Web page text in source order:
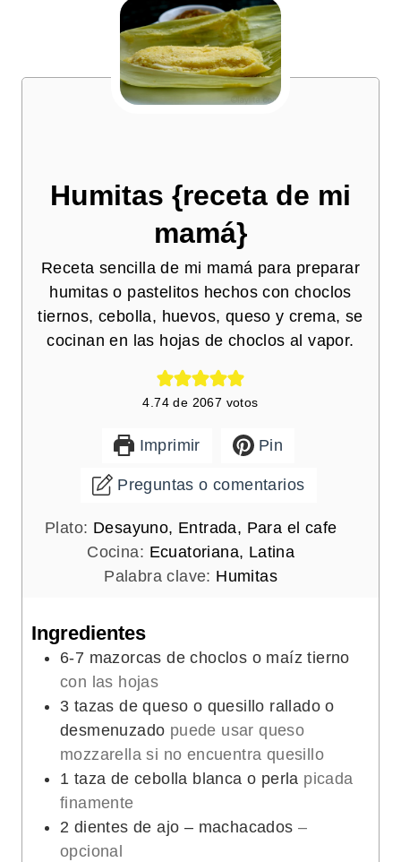
Humitas {receta de mi
mamá}
Receta sencilla de mi mamá para preparar
humitas o pastelitos hechos con choclos
tiernos, cebolla, huevos, queso y crema, se
cocinan en las hojas de choclos al vapor.
4.74de 2067 votos
Imprimir Pin
Preguntas o comentarios
Plato: Desayuno, Entrada, Para el cafe
Cocina: Ecuatoriana, Latina
Palabra clave: Humitas
Ingredientes
6-7 mazorcas de choclos o maíz tierno
con las hojas
3 tazas de queso o quesillo rallado o
desmenuzado puede usar queso
mozzarella si no encuentra quesillo
1 taza de cebolla blanca o perla picada
finamente
2 dientes de ajo – machacados –
opcional